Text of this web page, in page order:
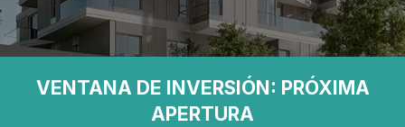
VENTANA DE INVERSIÓN: PRÓXIMA
APERTURA